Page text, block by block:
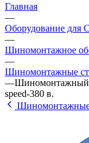
Главная
—
Оборудование для
—
Шиномонтажное
—
Шиномонтажные
—Шиномонтажный
speed-380 в.
Шиномонтажные